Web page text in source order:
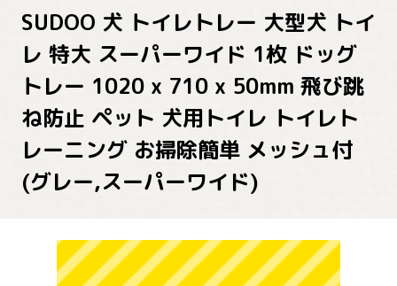
SUDOO 犬 トイレトレー 大型犬 トイ
レ 特大 スーパーワイド 1枚 ドッグ
トレー 1020 x 710 x 50mm 飛び跳
ね防止 ペット 犬用トイレ トイレト
レーニング お掃除簡単 メッシュ付
(グレー,スーパーワイド)